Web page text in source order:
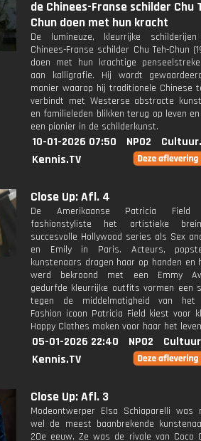
de Chinees-Franse schilder Chu
Chun doen met hun kracht
De lumineuze, kleurrijke
Chinees-Franse schilder Chu Teh-Chun
doen met hun krachtige
aan kalligrafie. Hij wordt
manier waarop hij traditionele Chinese
verbindt met Westerse abstracte
en familieleden blikken terug op leven
een pionier in de schilderkunst.
10-01-2026 07:50 NPO2
Kennis.TV
Close Up: Afl. 4
De Amerikaanse Patricia
fashionstyliste het artistieke
succesvolle Hollywood series als Sex
en Emily in Paris. Acteurs,
kunstenaars dragen haar op handen en
werd bekroond met een Emmy
gedurfde kleurrijke outfits vormen een
tegen de middelmatigheid van het
Fashion icoon Patricia Field kiest voor
Happy Clothes maken voor haar het
05-01-2026 22:40 NPO2
Kennis.TV
Close Up: Afl. 3
Modeontwerper Elsa Schiaparelli was
wel de meest baanbrekende
20e eeuw. Ze was de rivale van Coco